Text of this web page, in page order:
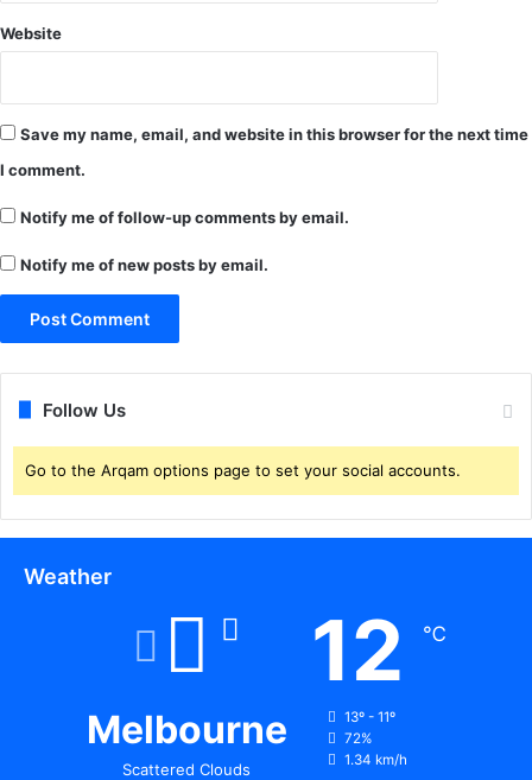
Website
Save my name, email, and website in this browser for the next time
I comment.
Notify me of follow-up comments by email.
Notify me of new posts by email.
Follow Us
Go to the Arqam options page to set your social accounts.
Weather
Melbourne
Scattered Clouds
12 ℃
13º - 11º
72%
1.34 km/h